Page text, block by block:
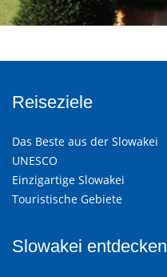
Reiseziele
Das Beste aus der Slowakei
UNESCO
Einzigartige Slowakei
Touristische Gebiete
Slowakei entdecken